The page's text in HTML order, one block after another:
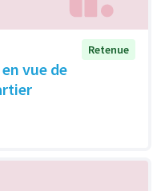
vue de
Retenue